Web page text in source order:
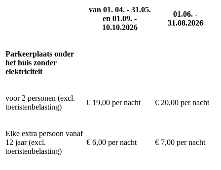
van 01. 04. - 31.05.
en 01.09. -
10.10.2026
01.06. -
31.08.2026
Parkeerplaats onder
het huis zonder
elektriciteit
voor 2 personen (excl.
toeristenbelasting)
€ 19,00 per nacht € 20,00 per nacht
Elke extra persoon vanaf
12 jaar (excl.
toeristenbelasting)
€ 6,00 per nacht € 7,00 per nacht